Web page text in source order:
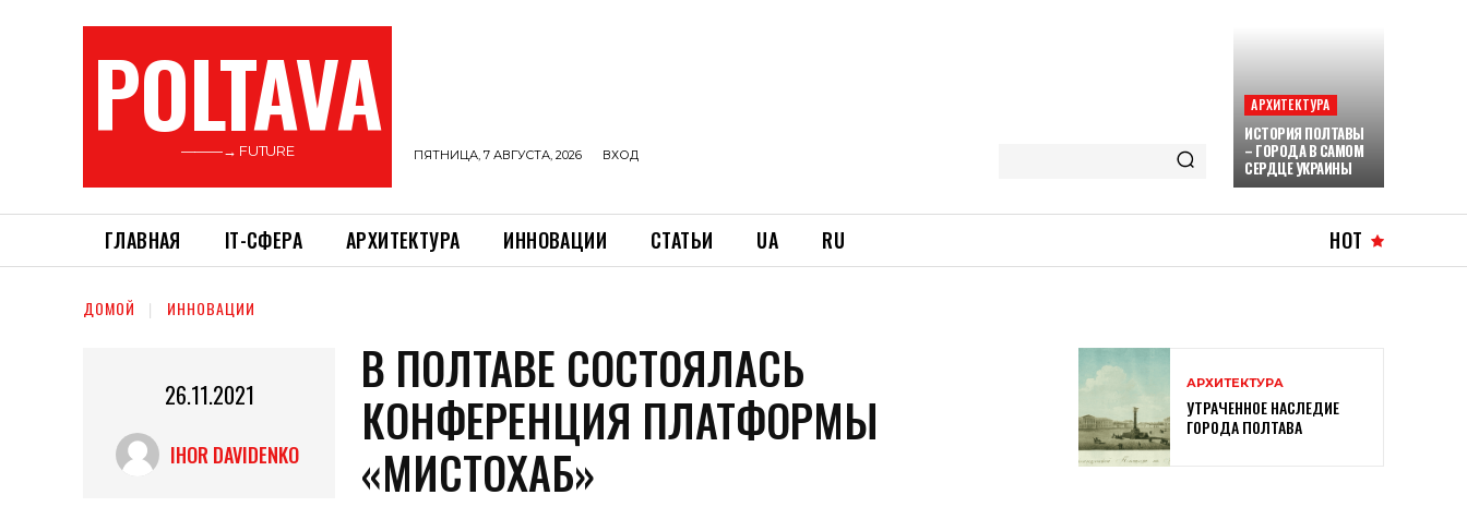
POLTAVA
———→ FUTURE ПЯТНИЦА, 7 АВГУСТА, 2026 ВХОД
АРХИТЕКТУРА
ИСТОРИЯ ПОЛТАВЫ
– ГОРОДА В САМОМ
СЕРДЦЕ УКРАИНЫ
ГЛАВНАЯ ІТ-СФЕРА АРХИТЕКТУРА ИННОВАЦИИ СТАТЬИ UA RU HOT
ДОМОЙ ИННОВАЦИИ
26.11.2021
IHOR DAVIDENKO
В ПОЛТАВЕ СОСТОЯЛАСЬ
КОНФЕРЕНЦИЯ ПЛАТФОРМЫ
«МИСТОХАБ»
АРХИТЕКТУРА
УТРАЧЕННОЕ НАСЛЕДИЕ
ГОРОДА ПОЛТАВА